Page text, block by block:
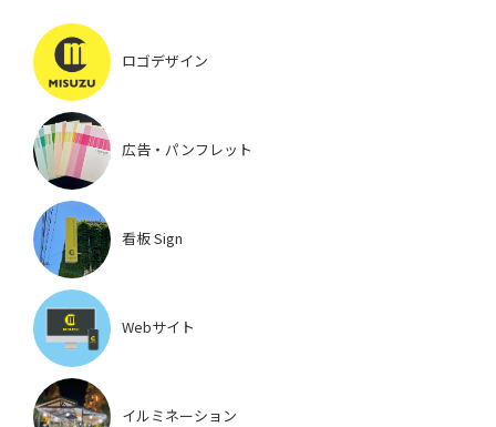
ロゴデザイン
広告・パンフレット
看板 Sign
Webサイト
イルミネーション